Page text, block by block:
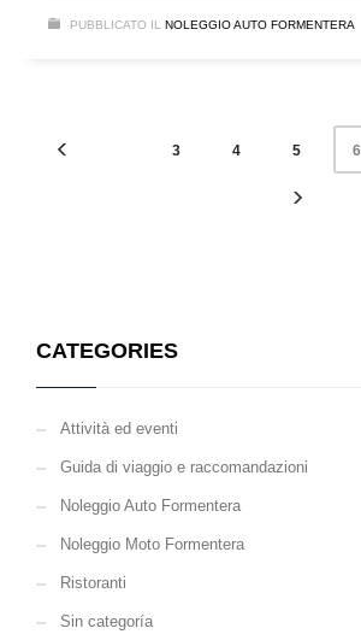
PUBBLICATO IL NOLEGGIO AUTO FORMENTERA
3 4 5 6
CATEGORIES
Attività ed eventi
Guida di viaggio e raccomandazioni
Noleggio Auto Formentera
Noleggio Moto Formentera
Ristoranti
Sin categoría